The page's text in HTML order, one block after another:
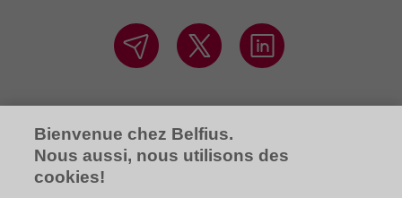
Les entrepeneurs
Bienvenue chez Belfius.
Nous aussi, nous utilisons des
cookies!